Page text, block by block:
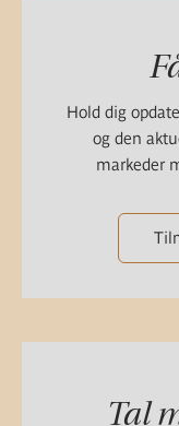
Hold dig
og den
markeder
Tal